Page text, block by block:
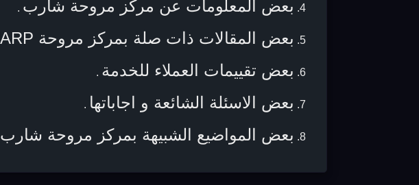
بعض المعلومات عن مركز مروحة شارب .
بعض المقالات ذات صلة بمركز مروحة SHARP
بعض تقييمات العملاء للخدمة .
بعض الاسئلة الشائعة و اجاباتها .
بعض المواضيع الشبيهة بمركز مروحة شارب